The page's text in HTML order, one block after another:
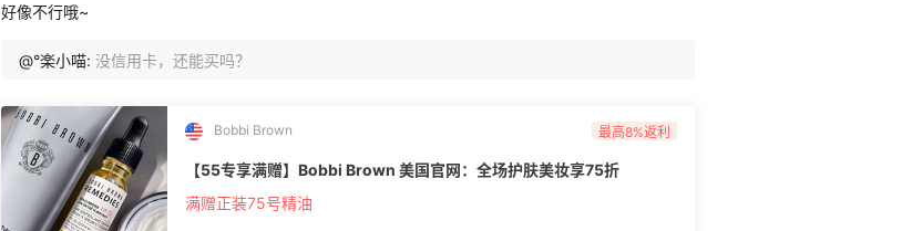
好像不行哦~
@°楽小喵: 没信用卡，还能买吗？
Bobbi Brown 最高8%返利
【55专享满赠】Bobbi Brown 美国官网：全场护肤美妆享75折
满赠正装75号精油